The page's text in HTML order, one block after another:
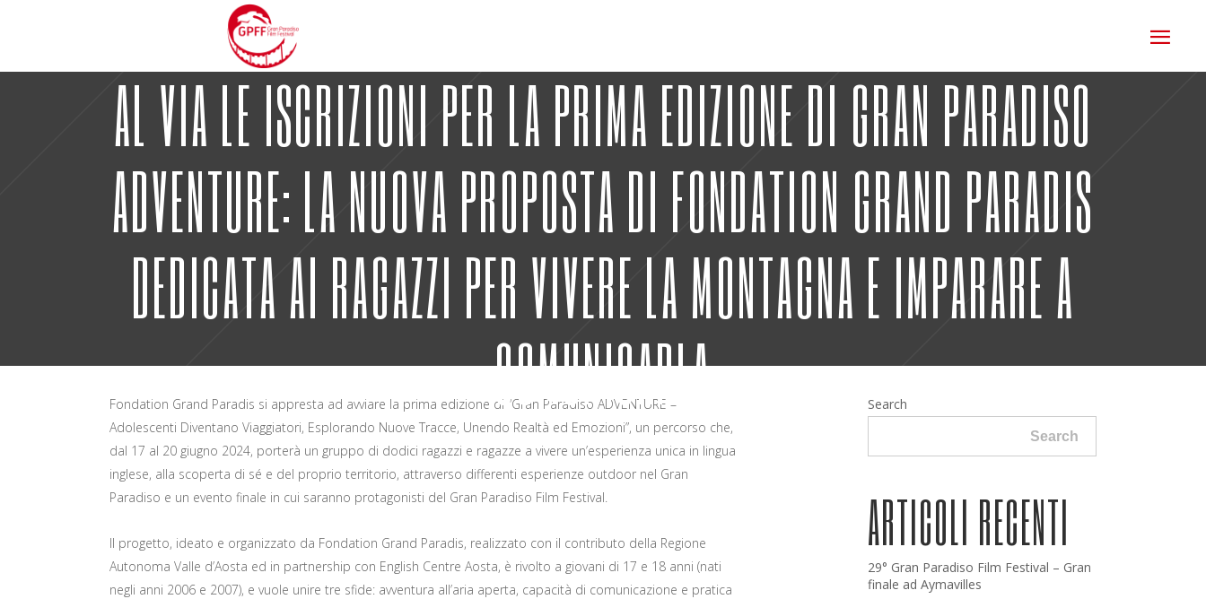
AL VIA LE ISCRIZIONI PER LA PRIMA EDIZIONE DI GRAN PARADISO
ADVENTURE: LA NUOVA PROPOSTA DI FONDATION GRAND PARADIS
DEDICATA AI RAGAZZI PER VIVERE LA MONTAGNA E IMPARARE A
COMUNICARLA
Fondation Grand Paradis si appresta ad avviare la prima edizione di “Gran Paradiso ADVENTURE –
Adolescenti Diventano Viaggiatori, Esplorando Nuove Tracce, Unendo Realtà ed Emozioni”, un percorso che,
dal 17 al 20 giugno 2024, porterà un gruppo di dodici ragazzi e ragazze a vivere un’esperienza unica in lingua
inglese, alla scoperta di sé e del proprio territorio, attraverso differenti esperienze outdoor nel Gran
Paradiso e un evento finale in cui saranno protagonisti del Gran Paradiso Film Festival.
Il progetto, ideato e organizzato da Fondation Grand Paradis, realizzato con il contributo della Regione
Autonoma Valle d’Aosta ed in partnership con English Centre Aosta, è rivolto a giovani di 17 e 18 anni (nati
negli anni 2006 e 2007), e vuole unire tre sfide: avventura all’aria aperta, capacità di comunicazione e pratica
Search
Search
ARTICOLI RECENTI
29° Gran Paradiso Film Festival – Gran
finale ad Aymavilles